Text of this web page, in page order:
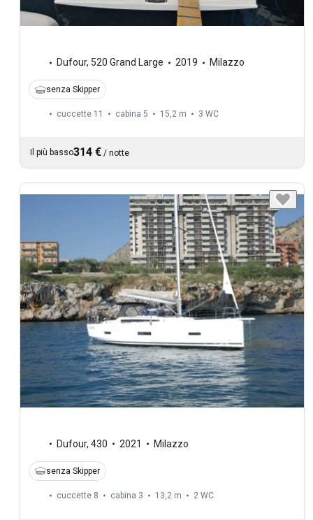
Dufour, 520 Grand Large 2019 Milazzo
senza Skipper
cuccette 11 cabina 5 15,2 m 3 WC
Il più basso314 € / notte
Dufour, 430 2021 Milazzo
senza Skipper
cuccette 8 cabina 3 13,2 m 2 WC